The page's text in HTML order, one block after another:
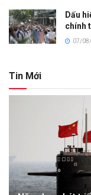
Dấu
chính
07/
Tin Mới